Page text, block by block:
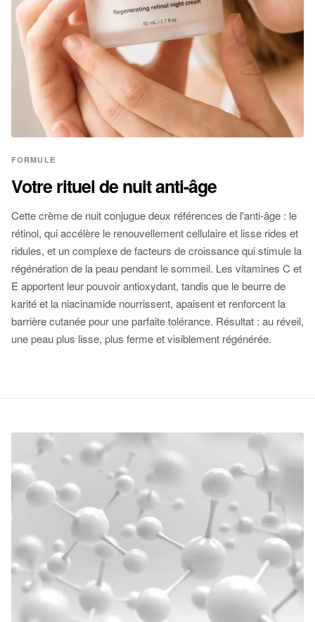
FORMULE
Votre rituel de nuit anti-âge
Cette crème de nuit conjugue deux références de l'anti-âge : le
rétinol, qui accélère le renouvellement cellulaire et lisse rides et
ridules, et un complexe de facteurs de croissance qui stimule la
régénération de la peau pendant le sommeil. Les vitamines C et
E apportent leur pouvoir antioxydant, tandis que le beurre de
karité et la niacinamide nourrissent, apaisent et renforcent la
barrière cutanée pour une parfaite tolérance. Résultat : au réveil,
une peau plus lisse, plus ferme et visiblement régénérée.